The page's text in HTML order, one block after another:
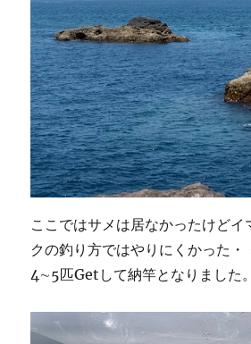
ここではサメは居なかったけどイ
クの釣り方ではやりにくかった・
4∼5匹Getして納竿となりました。